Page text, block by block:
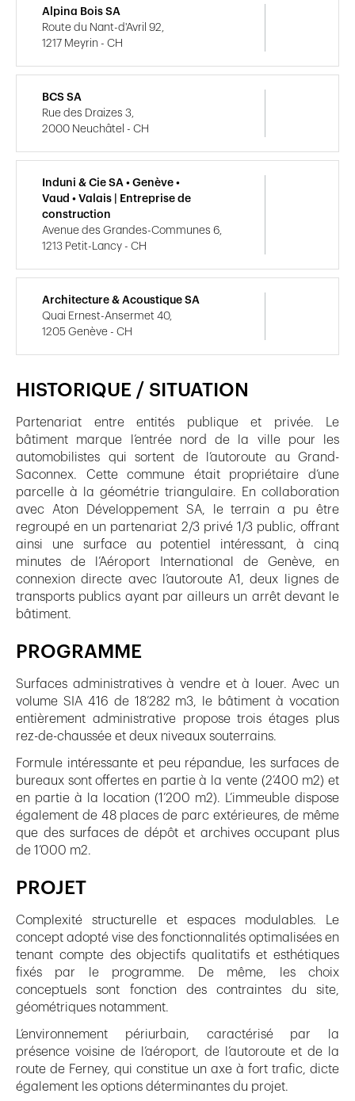
HISTORIQUE / SITUATION
Partenariat entre entités publique et privée. Le
bâtiment marque l’entrée nord de la ville pour les
automobilistes qui sortent de l’autoroute au Grand-
Saconnex. Cette commune était propriétaire d’une
parcelle à la géométrie triangulaire. En collaboration
avec Aton Développement SA, le terrain a pu être
regroupé en un partenariat 2/3 privé 1/3 public, offrant
ainsi une surface au potentiel intéressant, à cinq
minutes de l’Aéroport International de Genève, en
connexion directe avec l’autoroute A1, deux lignes de
transports publics ayant par ailleurs un arrêt devant le
bâtiment.
PROGRAMME
Surfaces administratives à vendre et à louer. Avec un
volume SIA 416 de 18’282 m3, le bâtiment à vocation
entièrement administrative propose trois étages plus
rez-de-chaussée et deux niveaux souterrains.
Formule intéressante et peu répandue, les surfaces de
bureaux sont offertes en partie à la vente (2’400 m2) et
en partie à la location (1’200 m2). L’immeuble dispose
également de 48 places de parc extérieures, de même
que des surfaces de dépôt et archives occupant plus
de 1’000 m2.
PROJET
Complexité structurelle et espaces modulables. Le
concept adopté vise des fonctionnalités optimalisées en
tenant compte des objectifs qualitatifs et esthétiques
fixés par le programme. De même, les choix
conceptuels sont fonction des contraintes du site,
géométriques notamment.
L’environnement périurbain, caractérisé par la
présence voisine de l’aéroport, de l’autoroute et de la
route de Ferney, qui constitue un axe à fort trafic, dicte
également les options déterminantes du projet.
Alpina Bois SA
Route du Nant-d'Avril 92,
1217 Meyrin - CH
BCS SA
Rue des Draizes 3,
2000 Neuchâtel - CH
Induni & Cie SA • Genève •
Vaud • Valais | Entreprise de
construction
Avenue des Grandes-Communes 6,
1213 Petit-Lancy - CH
Architecture & Acoustique SA
Quai Ernest-Ansermet 40,
1205 Genève - CH